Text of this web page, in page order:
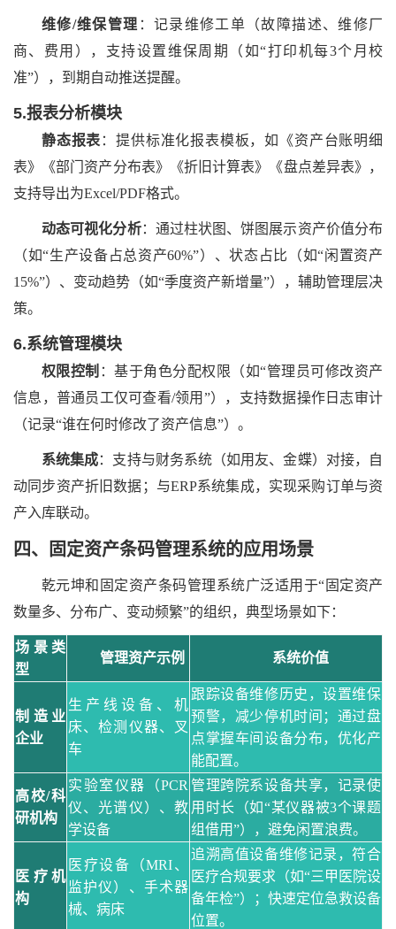
维修/维保管理 ：记录维修工单（故障描述、维修厂
商、费用），支持设置维保周期（如“打印机每3个月校
准”），到期自动推送提醒。
5.报表分析模块
静态报表 ：提供标准化报表模板，如《资产台账明细
表》《部门资产分布表》《折旧计算表》《盘点差异表》，
支持导出为Excel/PDF格式。
动态可视化分析：通过柱状图、饼图展示资产价值分布
（如“生产设备占总资产60%”）、状态占比（如“闲置资产
15%”）、变动趋势（如“季度资产新增量”），辅助管理层决
策。
6.系统管理模块
权限控制 ：基于角色分配权限（如“管理员可修改资产
信息，普通员工仅可查看/领用”），支持数据操作日志审计
（记录“谁在何时修改了资产信息”）。
系统集成：支持与财务系统（如用友、金蝶）对接，自
动同步资产折旧数据；与ERP系统集成，实现采购订单与资
产入库联动。
四、 固定资产条码管理系统的应用场景
乾元坤和固定资产条码管理系统广泛适用于“固定资产
数量多、分布广、变动频繁”的组织，典型场景如下：
场景类
型
管理资产示例 系统价值
制造业
企业
生产线设备、机
床、检测仪器、叉
车
跟踪设备维修历史，设置维保
预警，减少停机时间；通过盘
点掌握车间设备分布，优化产
能配置。
高校/科
研机构
实验室仪器（PCR
仪、光谱仪）、教
学设备
管理跨院系设备共享，记录使
用时长（如“某仪器被3个课题
组借用”），避免闲置浪费。
医疗机
构
医疗设备（MRI、
监护仪）、手术器
械、病床
追溯高值设备维修记录，符合
医疗合规要求（如“三甲医院设
备年检”）；快速定位急救设备
位置。